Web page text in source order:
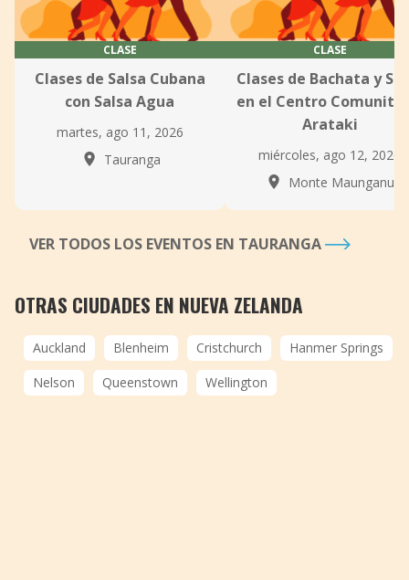
CLASE
Clases de Salsa Cubana
con Salsa Agua
martes, ago 11, 2026
Tauranga
CLASE
Clases de Bachata y
en el Centro
Arataki
miércoles, ago 12, 2026
Monte Maunganui
VER TODOS LOS EVENTOS EN TAURANGA
OTRAS CIUDADES EN NUEVA ZELANDA
Auckland Blenheim Cristchurch
Hanmer Springs
Nelson
Queenstown Wellington